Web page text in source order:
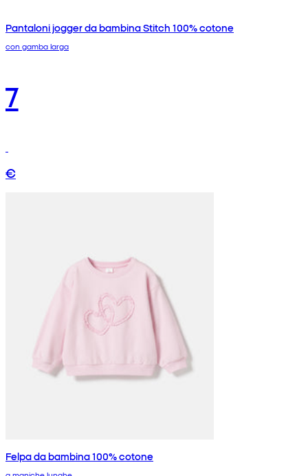
Pantaloni jogger da bambina Stitch 100% cotone
con gamba larga
7
€
Felpa da bambina 100% cotone